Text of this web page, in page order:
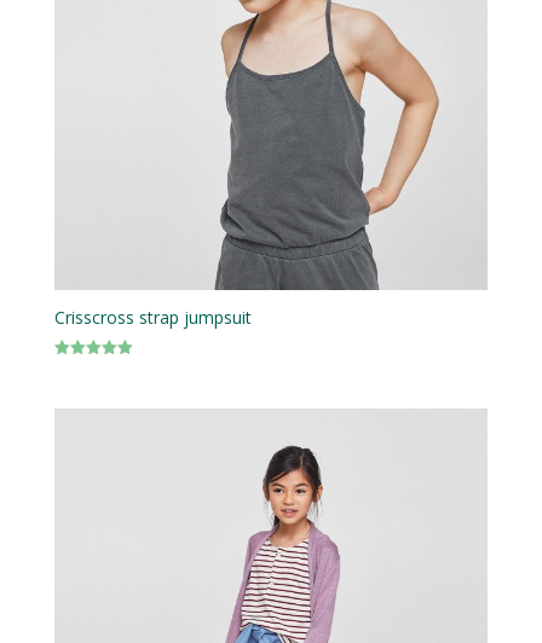
Crisscross strap jumpsuit